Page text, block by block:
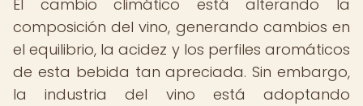
El cambio climático está alterando la
composición del vino, generando cambios en
el equilibrio, la acidez y los perfiles aromáticos
de esta bebida tan apreciada. Sin embargo,
la industria del vino está adoptando